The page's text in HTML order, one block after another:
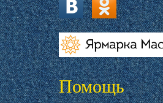
vk.com ok.ru
livemaster.ru
Помощь